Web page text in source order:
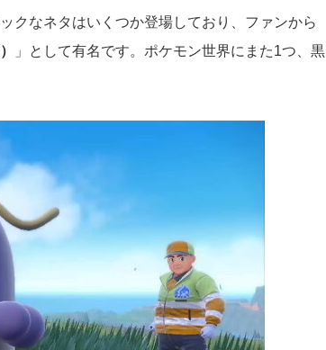
クなネタはいくつか登場しており、ファンから
」として有名です。ポケモン世界にまた1つ、黒